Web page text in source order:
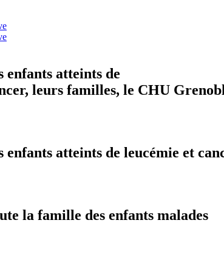
enfants atteints de
leurs familles, le CHU
enfants atteints de leucémie et
la famille des enfants malades